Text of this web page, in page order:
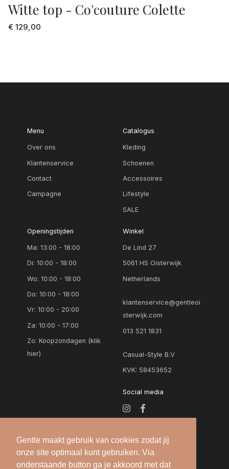
Gentle maakt gebruik van cookies zodat jij
onze site optimaal kunt gebruiken. Via
onderstaande button ga je akkoord met dat
Witte top - Co'couture Colette
€ 129,00
Menu
Over ons
Klantenservice
Contact
Campagne
Catalogus
Kleding
Schoenen
Accessoires
Lifestyle
SALE
Openingstijden
Ma: 13:00 - 18:00
Di: 10:00 - 18:00
Wo: 10:00 - 18:00
Do: 10:00 - 18:00
Vr: 10:00 - 20:00
Za: 10:00 - 17:00
Zo:Koopzondagen (klik
hier)
Winkel
De Lind 27
5061 HS Oisterwijk
Netherlands
klantenservice@gentleoi
sterwijk.com
013 521 1831
Casual-Style B.V
KVK: 58453652
Social media